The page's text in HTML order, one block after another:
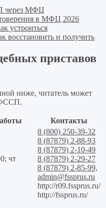
через МФЦ
в МФЦ 2026
устроиться
восстановить и получить
приставов
ниже, читатель может
ФССП.
Контакты
чт
8 (800) 250-39-32
8 (87879) 2-88-93
8 (87879) 2-10-49
8 (87879) 2-29-27
8 (87879) 2-85-99,
admin@fssprus.ru
http://r09.fssprus.ru/
http://fssprus.ru/